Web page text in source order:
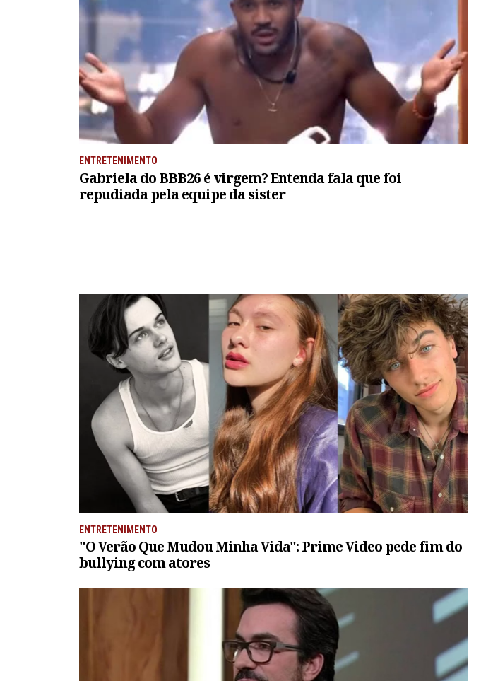
ENTRETENIMENTO
Gabriela do BBB26 é virgem? Entenda fala que foi
repudiada pela equipe da sister
ENTRETENIMENTO
"O Verão Que Mudou Minha Vida": Prime Video pede fim do
bullying com atores